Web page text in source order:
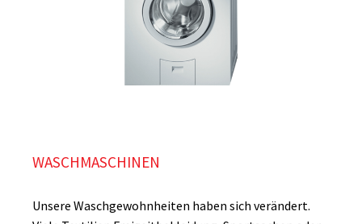
WASCHMASCHINEN
Unsere Waschgewohnheiten haben sich verändert.